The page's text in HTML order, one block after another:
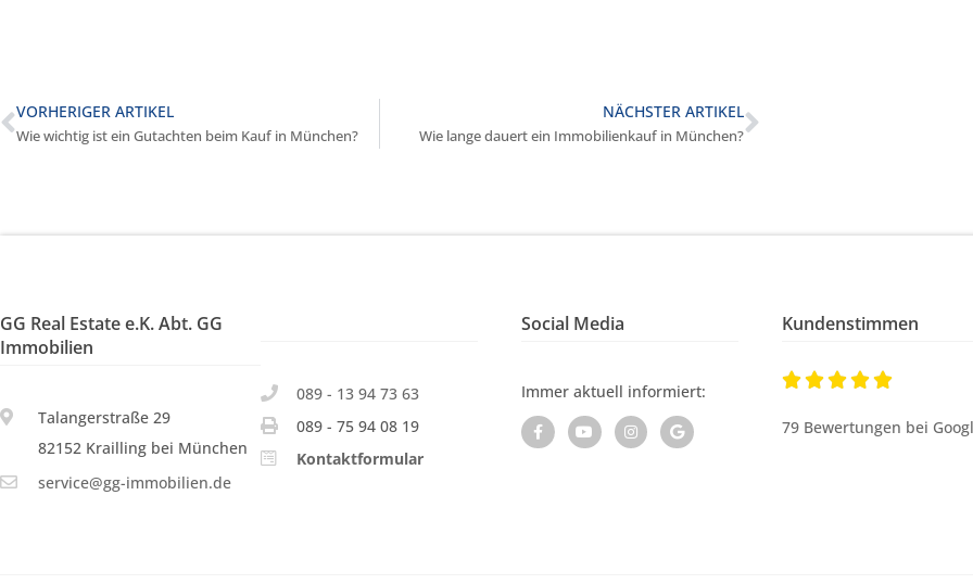
GG Real Estate e.K. Abt. GG
Immobilien
Talangerstraße 29
82152 Krailling bei München
service@gg-immobilien.de
089 - 13 94 73 63
089 - 75 94 08 19
Kontaktformular
Social Media
Immer aktuell informiert:
Kundenstimmen

79 Bewertungen bei
VORHERIGER ARTIKEL
Wie wichtig ist ein Gutachten beim Kauf in München?
NÄCHSTER ARTIKEL
Wie lange dauert ein Immobilienkauf in München?